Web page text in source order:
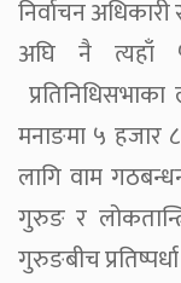
निर्वाचन
अघि नै त्यहाँ
मनाङमा ५ हजार
लागि वाम
गुरुङ र
गुरुङबीच